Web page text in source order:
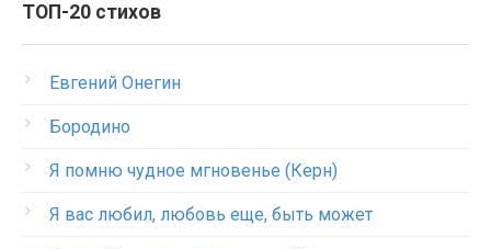
ТОП-20 стихов
Евгений Онегин
Бородино
Я помню чудное мгновенье (Керн)
Я вас любил, любовь еще, быть может